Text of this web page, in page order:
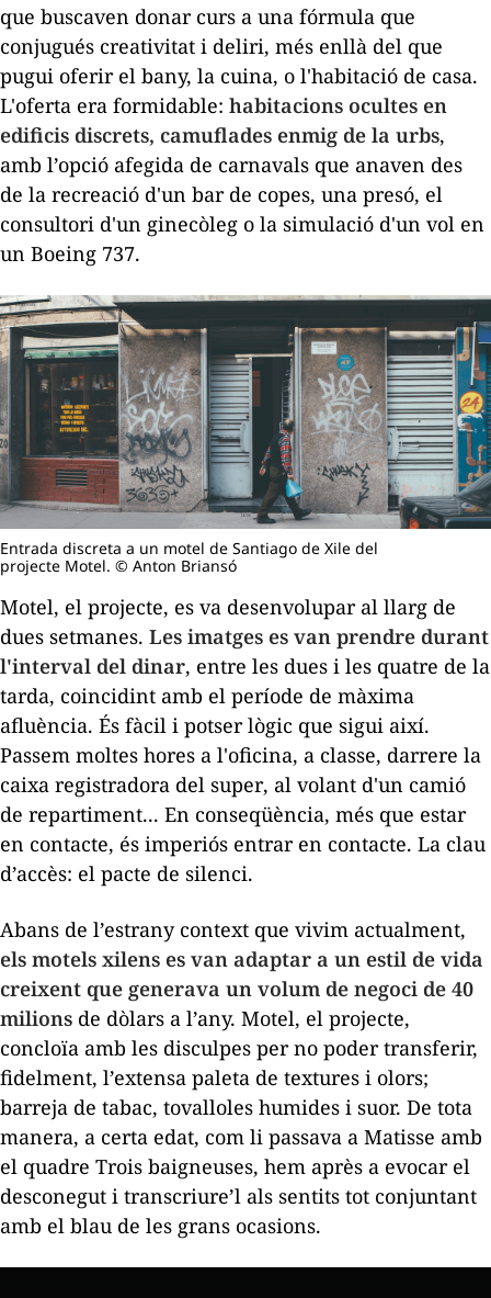
que buscaven donar curs a una fórmula que
conjugués creativitat i deliri, més enllà del que
pugui oferir el bany, la cuina, o l'habitació de casa.
L'oferta era formidable: habitacions ocultes en
edificis discrets, camuflades enmig de la urbs,
amb l’opció afegida de carnavals que anaven des
de la recreació d'un bar de copes, una presó, el
consultori d'un ginecòleg o la simulació d'un vol en
un Boeing 737.
Entrada discreta a un motel de Santiago de Xile del
projecte Motel. © Anton Briansó
Motel, el projecte, es va desenvolupar al llarg de
dues setmanes. Les imatges es van prendre durant
l'interval del dinar, entre les dues i les quatre de la
tarda, coincidint amb el període de màxima
afluència. És fàcil i potser lògic que sigui així.
Passem moltes hores a l'oficina, a classe, darrere la
caixa registradora del super, al volant d'un camió
de repartiment... En conseqüència, més que estar
en contacte, és imperiós entrar en contacte. La clau
d’accès: el pacte de silenci.
Abans de l’estrany context que vivim actualment,
els motels xilens es van adaptar a un estil de vida
creixent que generava un volum de negoci de 40
milions de dòlars a l’any. Motel, el projecte,
concloïa amb les disculpes per no poder transferir,
fidelment, l’extensa paleta de textures i olors;
barreja de tabac, tovalloles humides i suor. De tota
manera, a certa edat, com li passava a Matisse amb
el quadre Trois baigneuses, hem après a evocar el
desconegut i transcriure’l als sentits tot conjuntant
amb el blau de les grans ocasions.